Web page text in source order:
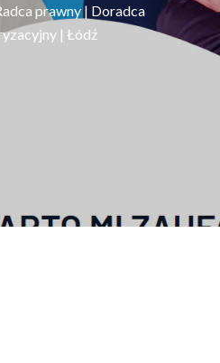
prawny | Doradca
| Łódź